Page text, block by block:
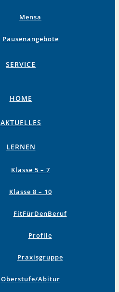
Mensa
Pausenangebote
SERVICE
HOME
AKTUELLES
LERNEN
Klasse 5 – 7
Klasse 8 – 10
FitFürDenBeruf
Profile
Praxisgruppe
Oberstufe/Abitur